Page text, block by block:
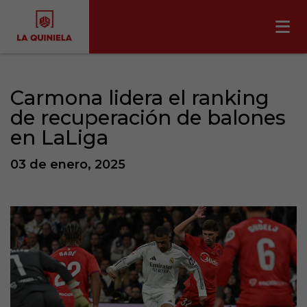
Carmona lidera el ranking
de recuperación de balones
en LaLiga
03 de enero, 2025